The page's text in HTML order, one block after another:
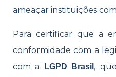
ameaçar instituições
Para certificar que a
conformidade com a
com a
LGPD Brasil ,